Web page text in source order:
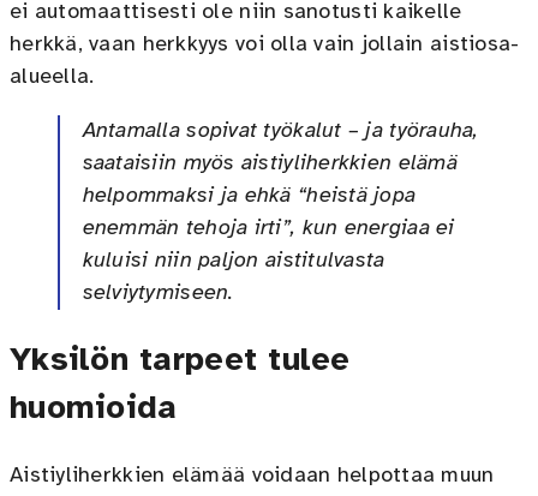
ei automaattisesti ole niin sanotusti kaikelle
herkkä, vaan herkkyys voi olla vain jollain aistiosa-
alueella.
Antamalla sopivat työkalut – ja työrauha,
saataisiin myös aistiyliherkkien elämä
helpommaksi ja ehkä “heistä jopa
enemmän tehoja irti”, kun energiaa ei
kuluisi niin paljon aistitulvasta
selviytymiseen.
Yksilön tarpeet tulee
huomioida
Aistiyliherkkien elämää voidaan helpottaa muun